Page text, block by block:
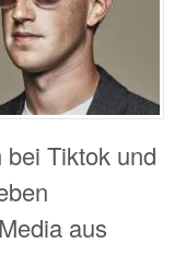
Tiktok und
aus